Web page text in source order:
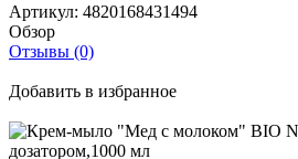
Артикул: 4820168431494
Обзор
Отзывы (0)
Добавить в избранное